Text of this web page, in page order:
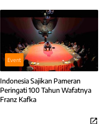
Event
Indonesia Sajikan Pameran
Peringati 100 Tahun Wafatnya
Franz Kafka